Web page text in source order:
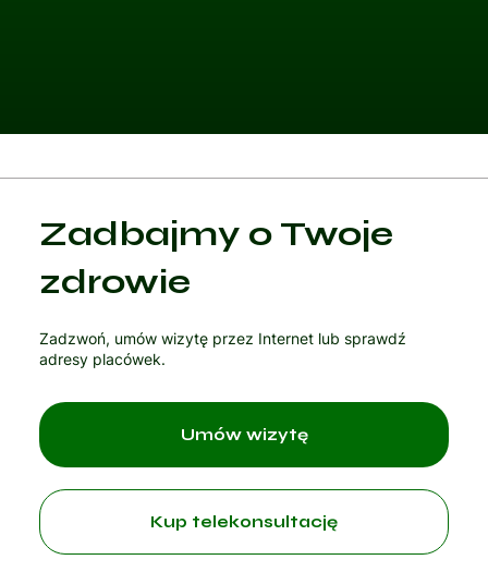
Zadbajmy o Twoje
zdrowie
Zadzwoń, umów wizytę przez Internet lub sprawdź
adresy placówek.
Kup telekonsultację
Umów wizytę